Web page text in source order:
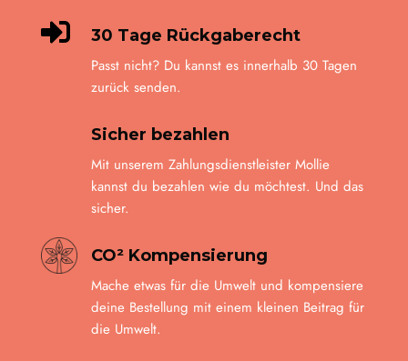

30 Tage Rückgaberecht
Passt nicht? Du kannst es innerhalb 30 Tagen
zurück senden.
Sicher bezahlen
Mit unserem Zahlungsdienstleister Mollie
kannst du bezahlen wie du möchtest. Und das
sicher.
CO² Kompensierung
Mache etwas für die Umwelt und kompensiere
deine Bestellung mit einem kleinen Beitrag für
die Umwelt.